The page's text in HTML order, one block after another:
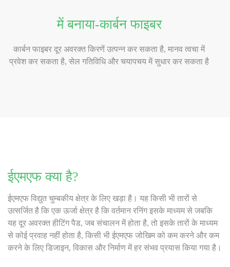
में बनाया-कार्बन फाइबर
कार्बन फाइबर दूर अवरक्त किरणें उत्पन्न कर सकता है, मानव त्वचा में
प्रवेश कर सकता है, सेल गतिविधि और चयापचय में सुधार कर सकता है
ईएमएफ क्या है?
ईएमएफ विद्युत चुम्बकीय क्षेत्र के लिए खड़ा है। यह किसी भी तारों से
उत्सर्जित है कि एक ऊर्जा क्षेत्र है कि वर्तमान रनिंग इसके माध्यम से जबकि
यह दूर अवरक्त हीटिंग पैड, जब संचालन में होता है, तो इसके तारों के माध्यम
से कोई प्रवाह नहीं होता है, किसी भी ईएमएफ जोखिम को कम करने और कम
करने के लिए डिजाइन, विकास और निर्माण में हर संभव प्रयास किया गया है।